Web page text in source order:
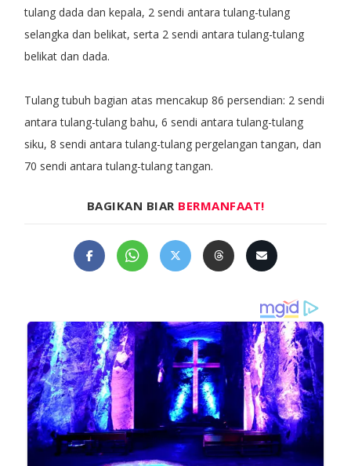
tulang dada dan kepala, 2 sendi antara tulang-tulang
selangka dan belikat, serta 2 sendi antara tulang-tulang
belikat dan dada.
Tulang tubuh bagian atas mencakup 86 persendian: 2 sendi
antara tulang-tulang bahu, 6 sendi antara tulang-tulang
siku, 8 sendi antara tulang-tulang pergelangan tangan, dan
70 sendi antara tulang-tulang tangan.
BAGIKAN BIAR BERMANFAAT!